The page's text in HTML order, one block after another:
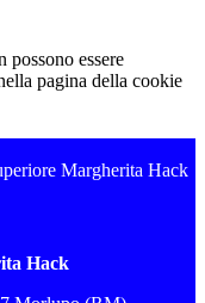
possono essere
pagina della cookie
Margherita Hack
Hack